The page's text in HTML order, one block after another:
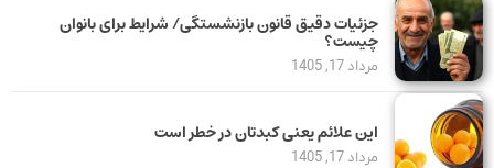
جزئیات دقیق قانون بازنشستگی/ شرایط برای بانوان
چیست؟
مرداد 17, 1405
این علائم یعنی کبدتان در خطر است
مرداد 17, 1405